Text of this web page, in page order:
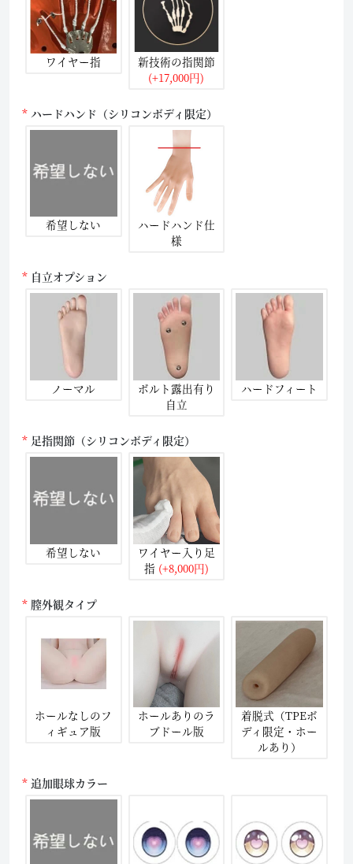
ワイヤー指
新技術の指関節
(+17,000円)
ハードハンド（シリコンボディ限定）
希望しない
ハードハンド仕
様
自立オプション
ノーマル
ボルト露出有り
自立
ハードフィート
足指関節（シリコンボディ限定）
希望しない
ワイヤー入り足
指 (+8,000円)
膣外観タイプ
ホールなしのフ
ィギュア版
ホールありのラ
ブドール版
着脱式（TPEボ
ディ限定・ホー
ルあり）
追加眼球カラー